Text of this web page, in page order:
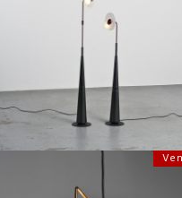
PAIRE DE LAMPES « CLUB » PAR
GIUSEPPE RAMELLA, ARTELUCE
HAUTEUR :
158 CM
LARGEUR :
10 CM
REF :7714